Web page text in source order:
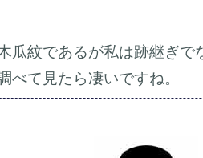
瓜紋であるが私は跡継ぎで
べて見たら凄いですね。